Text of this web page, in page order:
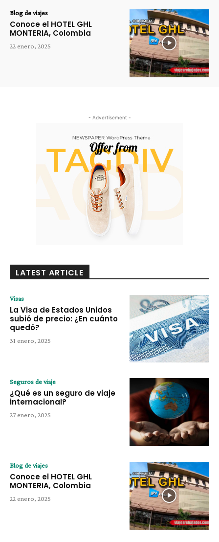
Blog de viajes
Conoce el HOTEL GHL
MONTERIA, Colombia
22 enero, 2025
- Advertisement -
LATEST ARTICLE
Visas
La Visa de Estados Unidos
subió de precio: ¿En cuánto
quedó?
31 enero, 2025
Seguros de viaje
¿Qué es un seguro de viaje
internacional?
27 enero, 2025
Blog de viajes
Conoce el HOTEL GHL
MONTERIA, Colombia
22 enero, 2025